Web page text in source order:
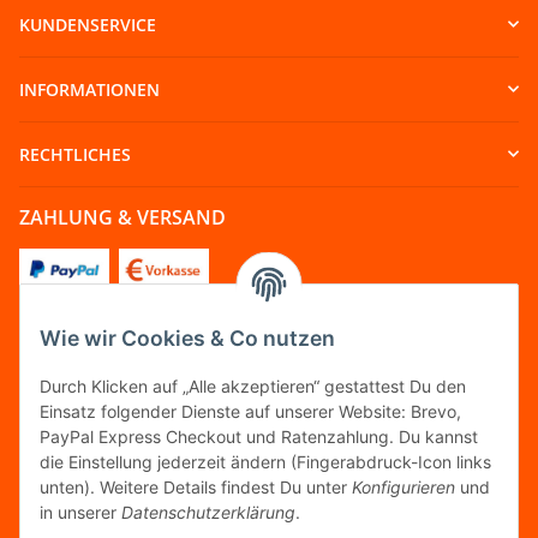
Wie wir Cookies & Co nutzen
Durch Klicken auf „Alle akzeptieren“ gestattest Du den
Einsatz folgender Dienste auf unserer Website: Brevo,
PayPal Express Checkout und Ratenzahlung. Du kannst
die Einstellung jederzeit ändern (Fingerabdruck-Icon links
unten). Weitere Details findest Du unter Konfigurieren und
in unserer Datenschutzerklärung.
KUNDENSERVICE
INFORMATIONEN
RECHTLICHES
ZAHLUNG & VERSAND
FOLGT UNS
FAIRCOMMERCE